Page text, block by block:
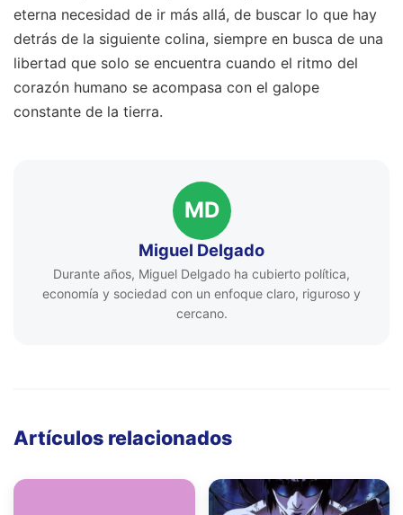
eterna necesidad de ir más allá, de buscar lo que hay
detrás de la siguiente colina, siempre en busca de una
libertad que solo se encuentra cuando el ritmo del
corazón humano se acompasa con el galope
constante de la tierra.
MD
Miguel Delgado
Durante años, Miguel Delgado ha cubierto política,
economía y sociedad con un enfoque claro, riguroso y
cercano.
Artículos relacionados